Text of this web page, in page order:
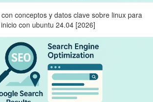
conceptos y datos clave sobre linux para
con ubuntu 24.04 [2026]